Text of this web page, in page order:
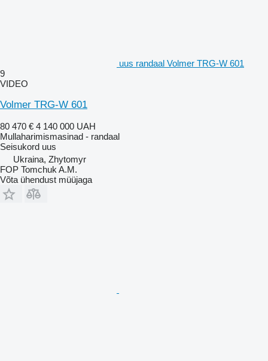
uus randaal Volmer TRG-W 601
9
VIDEO
Volmer TRG-W 601
80 470 € 4 140 000 UAH
Mullaharimismasinad - randaal
Seisukord uus
Ukraina, Zhytomyr
FOP Tomchuk A.M.
Võta ühendust müüjaga